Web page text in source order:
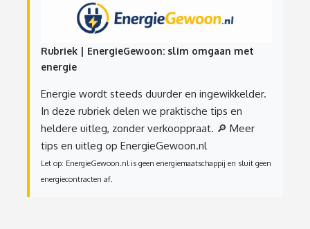
Rubriek | EnergieGewoon: slim omgaan met
energie
Energie wordt steeds duurder en ingewikkelder.
In deze rubriek delen we praktische tips en
heldere uitleg, zonder verkooppraat. 🔎 Meer
tips en uitleg op EnergieGewoon.nl
Let op: EnergieGewoon.nl is geen energiemaatschappij en sluit geen
energiecontracten af.